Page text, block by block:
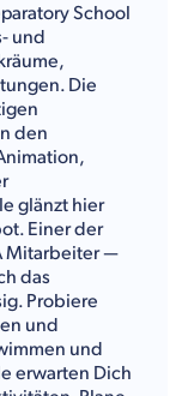
School
und
Die
den
glänzt hier
Einer der
Mitarbeiter —
das
Probiere
und
und
erwarten Dich